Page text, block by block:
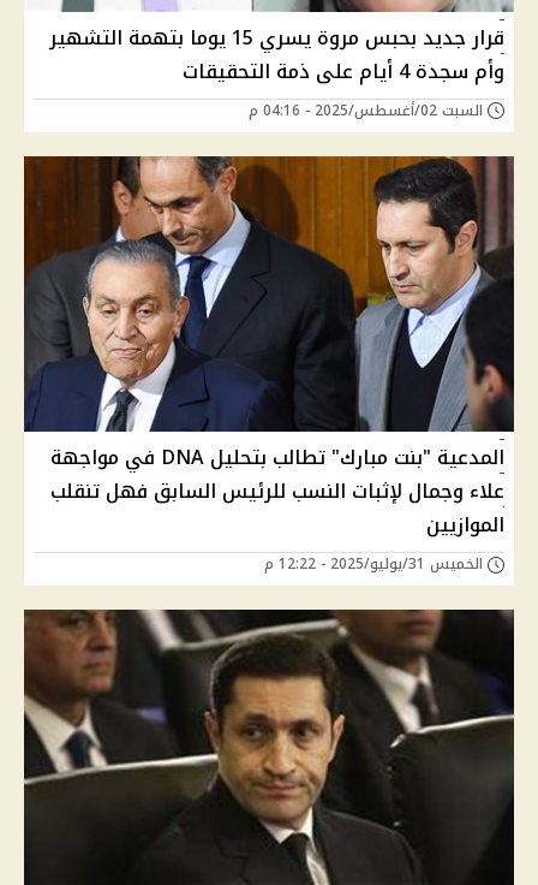
قرار جديد بحبس مروة يسري 15 يوما بتهمة التشهير
وأم سجدة 4 أيام على ذمة التحقيقات
السبت 02/أغسطس/2025 - 04:16 م
المدعية "بنت مبارك" تطالب بتحليل DNA في مواجهة
علاء وجمال لإثبات النسب للرئيس السابق فهل تنقلب
الموازيين
الخميس 31/يوليو/2025 - 12:22 م